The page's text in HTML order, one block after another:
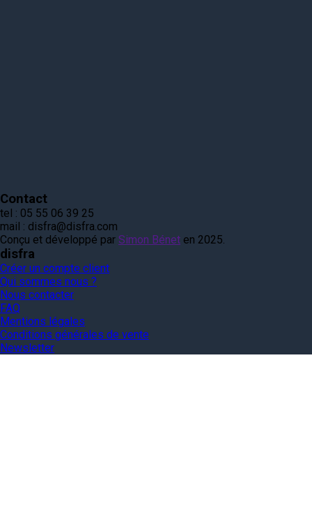
Contact
tel : 05 55 06 39 25
mail : disfra@disfra.com
Conçu et développé par Simon Bénet en 2025.
disfra
Créer un compte client
Qui sommes nous ?
Nous contacter
FAQ
Mentions légales
Conditions générales de vente
Newsletter